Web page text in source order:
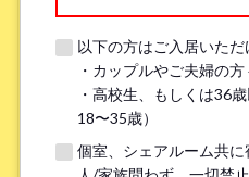
勤務先名、学校名 *
※無職の方は無しとご記入ください
以下の方はご入居いただ
・カップルやご夫婦の方
・高校生、もしくは36
18〜35歳）
個室、シェアルーム共